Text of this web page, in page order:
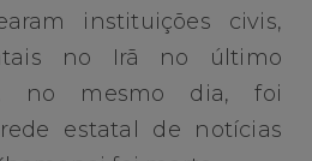
instituições civis,
no Irã no último
no mesmo dia, foi
estatal de notícias